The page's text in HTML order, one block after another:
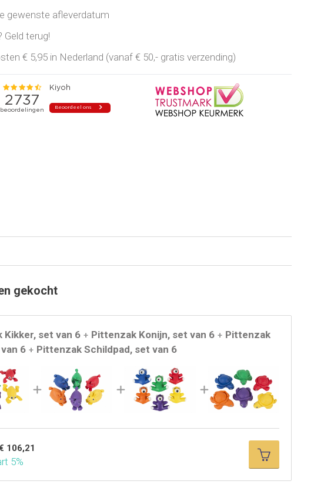
gewenste afleverdatum
Geld terug!
€ 5,95 in Nederland (vanaf € 50,- gratis verzending)
gekocht
Kikker, set van 6 + Pittenzak Konijn, set van 6 + Pittenzak
6 + Pittenzak Schildpad, set van 6
106,21
5%